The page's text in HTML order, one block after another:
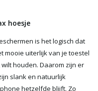
hoesje
is het logisch dat
mooie uiterlijk van je toestel
houden. Daarom zijn er
slank en natuurlijk
hetzelfde blijft. Zo